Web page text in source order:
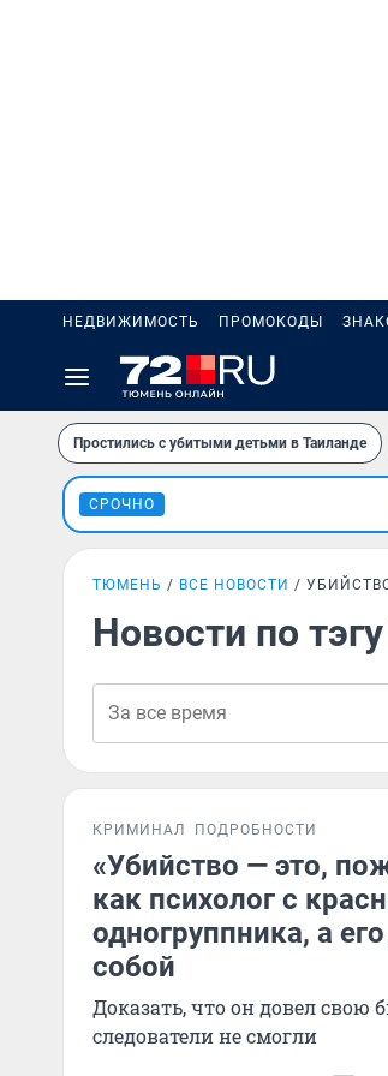
НЕДВИЖИМОСТЬ ПРОМОКОДЫ
Простились с убитыми детьми в Таиланде
СРОЧНО
ТЮМЕНЬ ВСЕ НОВОСТИ
Новости по
КРИМИНАЛ ПОДРОБНОСТИ
«Убийство — это,
как психолог с
одногруппника, а
собой
Доказать, что он довел
следователи не смогли